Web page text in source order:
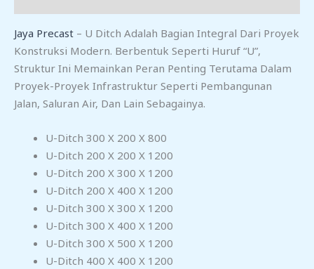
Jaya Precast – U Ditch Adalah Bagian Integral Dari Proyek
Konstruksi Modern. Berbentuk Seperti Huruf “U”,
Struktur Ini Memainkan Peran Penting Terutama Dalam
Proyek-Proyek Infrastruktur Seperti Pembangunan
Jalan, Saluran Air, Dan Lain Sebagainya.
U-Ditch 300 X 200 X 800
U-Ditch 200 X 200 X 1200
U-Ditch 200 X 300 X 1200
U-Ditch 200 X 400 X 1200
U-Ditch 300 X 300 X 1200
U-Ditch 300 X 400 X 1200
U-Ditch 300 X 500 X 1200
U-Ditch 400 X 400 X 1200